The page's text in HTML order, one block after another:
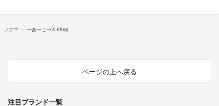
ラクマ ーあーこー's shop
ページの上へ戻る
注目ブランド一覧